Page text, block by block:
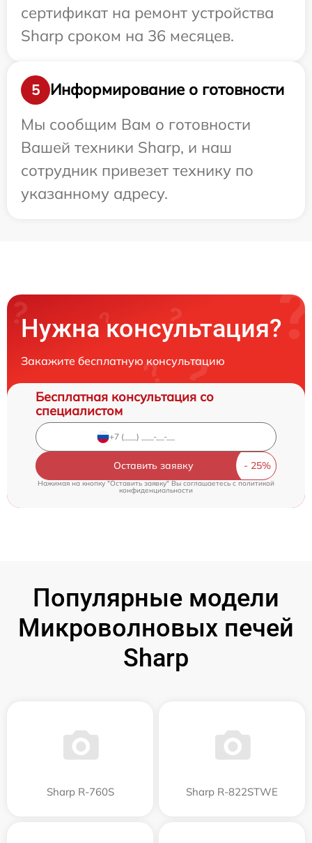
сертификат на ремонт устройства
Sharp сроком на 36 месяцев.
5
Информирование о готовности
Мы сообщим Вам о готовности
Вашей техники Sharp, и наш
сотрудник привезет технику по
указанному адресу.
Нужна консультация?
Закажите бесплатную консультацию
Бесплатная консультация со
специалистом
Оставить заявку
Нажимая на кнопку "Оставить заявку" Вы соглашаетесь cполитикой
конфиденциальности
Популярные модели
Микроволновых печей
Sharp
Sharp R-760S Sharp R-822STWE